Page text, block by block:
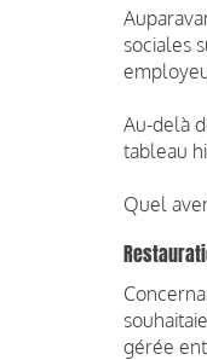
sociales
Au-delà
tableau
Quel
gérée